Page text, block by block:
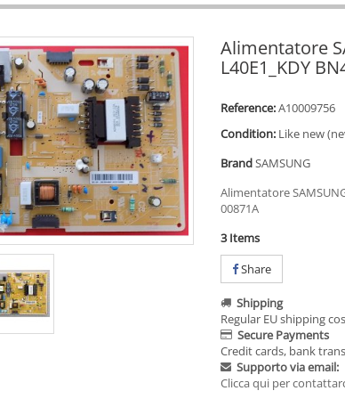
Alimentatore
L40E1_KDY
Reference:A10009756
Condition: Like new
BrandSAMSUNG
Alimentatore
00871A
3 Items
Share
Shipping
Regular EU shipping
Secure Payments
Credit cards, bank
Supporto via email:
Clicca qui per